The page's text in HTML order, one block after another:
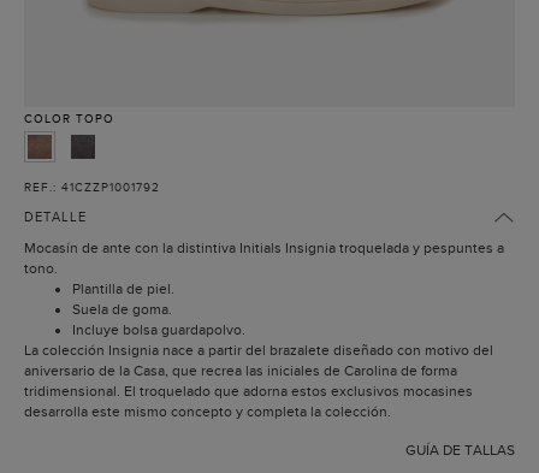
COLOR TOPO
REF.: 41CZZP1001792
DETALLE
Mocasín de ante con la distintiva Initials Insignia troquelada y pespuntes a
tono.
Plantilla de piel.
Suela de goma.
Incluye bolsa guardapolvo.
La colección Insignia nace a partir del brazalete diseñado con motivo del
aniversario de la Casa, que recrea las iniciales de Carolina de forma
tridimensional. El troquelado que adorna estos exclusivos mocasines
desarrolla este mismo concepto y completa la colección.
GUÍA DE TALLAS